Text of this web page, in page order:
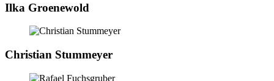
Ilka Groenewold
Christian Stummeyer